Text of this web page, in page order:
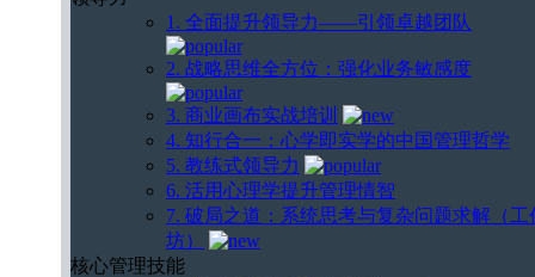
1. 全面提升领导力——引领卓越团队
2. 战略思维全方位：强化业务敏感度
3. 商业画布实战培训
4. 知行合一：心学即实学的中国管理哲学
5. 教练式领导力
6. 活用心理学提升管理情智
7. 破局之道：系统思考与复杂问题求解（工
坊）
核心管理技能